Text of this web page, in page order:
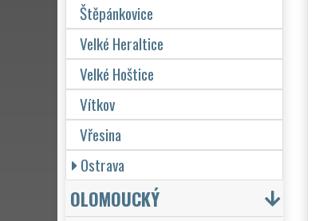
Štěpánkovice
Velké Heraltice
Velké Hoštice
Vítkov
Vřesina
Ostrava
OLOMOUCKÝ